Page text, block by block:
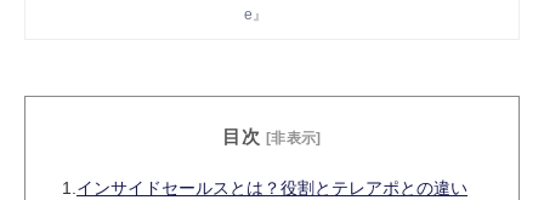
は、効果的な施策の一つです。 本書で
はぜひご覧くださいませ。
e』
目次 [非表示]
1. インサイドセールスとは？役割とテレアポとの違い